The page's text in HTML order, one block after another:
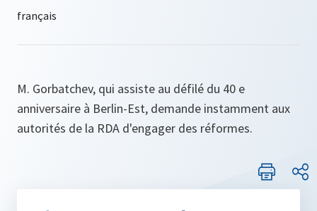
M. Gorbatchev, qui assiste au défilé du 40 e
anniversaire à Berlin-Est, demande instamment aux
autorités de la RDA d'engager des réformes.